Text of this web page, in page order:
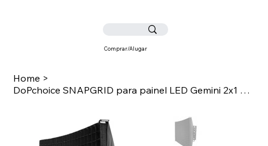
Comprar/Alugar
Home >
DoPchoice SNAPGRID para painel LED Gemini 2x1 Soft RGBWW - Quad Array - ajuste S